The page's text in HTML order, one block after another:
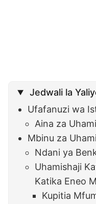
Jedwali la
Ufafanuzi wa
Aina za
Mbinu za
Ndani ya
Uhamishaji
Katika Eneo
Kupitia